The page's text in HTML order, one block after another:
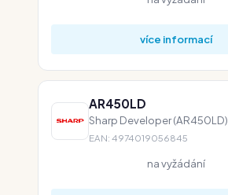
více informací
AR450LD
Sharp Developer (AR450LD)
EAN: 4974019056845
na vyžádání